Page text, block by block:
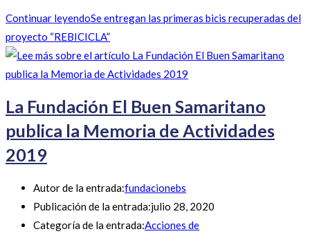
Continuar leyendoSe entregan las primeras bicis recuperadas del
proyecto “REBICICLA”
La Fundación El Buen Samaritano
publica la Memoria de Actividades
2019
Autor de la entrada:fundacionebs
Publicación de la entrada:julio 28, 2020
Categoría de la entrada:Acciones de